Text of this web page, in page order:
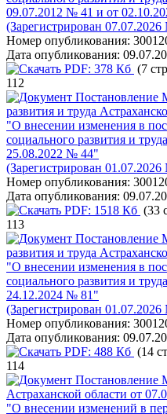
09.07.2012 № 41 и от
(Зарегистрирован
Номер опубликования:
Дата опубликования:
PDF: 378 Кб (7
112
Постановление
развития и труда
"О внесении изменения в
социального развития и
25.08.2022 № 44"
(Зарегистрирован
Номер опубликования:
Дата опубликования:
PDF: 1518 Кб (33
113
Постановление
развития и труда
"О внесении изменения в
социального развития и
24.12.2024 № 81"
(Зарегистрирован
Номер опубликования:
Дата опубликования:
PDF: 488 Кб (14
114
Постановление
Астраханской области от
"О внесении изменений в